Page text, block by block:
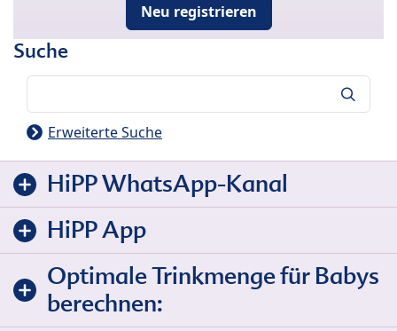
Neu registrieren
Suche
Erweiterte Suche
HiPP WhatsApp-Kanal
HiPP App
Optimale Trinkmenge für Babys
berechnen: